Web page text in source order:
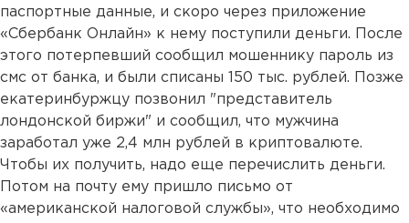
паспортные данные, и скоро через приложение
«Сбербанк Онлайн» к нему поступили деньги. После
этого потерпевший сообщил мошеннику пароль из
смс от банка, и были списаны 150 тыс. рублей. Позже
екатеринбуржцу позвонил "представитель
лондонской биржи" и сообщил, что мужчина
заработал уже 2,4 млн рублей в криптовалюте.
Чтобы их получить, надо еще перечислить деньги.
Потом на почту ему пришло письмо от
«американской налоговой службы», что необходимо